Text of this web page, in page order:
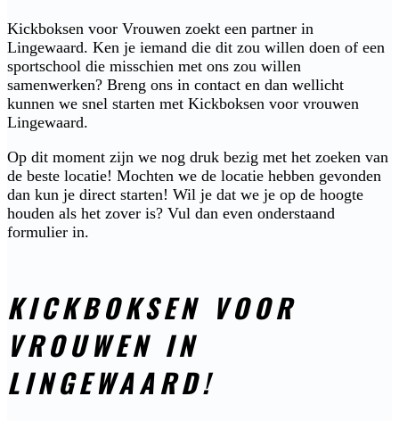
Kickboksen voor Vrouwen zoekt een partner in
Lingewaard. Ken je iemand die dit zou willen doen of een
sportschool die misschien met ons zou willen
samenwerken? Breng ons in contact en dan wellicht
kunnen we snel starten met Kickboksen voor vrouwen
Lingewaard.
Op dit moment zijn we nog druk bezig met het zoeken van
de beste locatie! Mochten we de locatie hebben gevonden
dan kun je direct starten! Wil je dat we je op de hoogte
houden als het zover is? Vul dan even onderstaand
formulier in.
KICKBOKSEN VOOR
VROUWEN IN
LINGEWAARD!